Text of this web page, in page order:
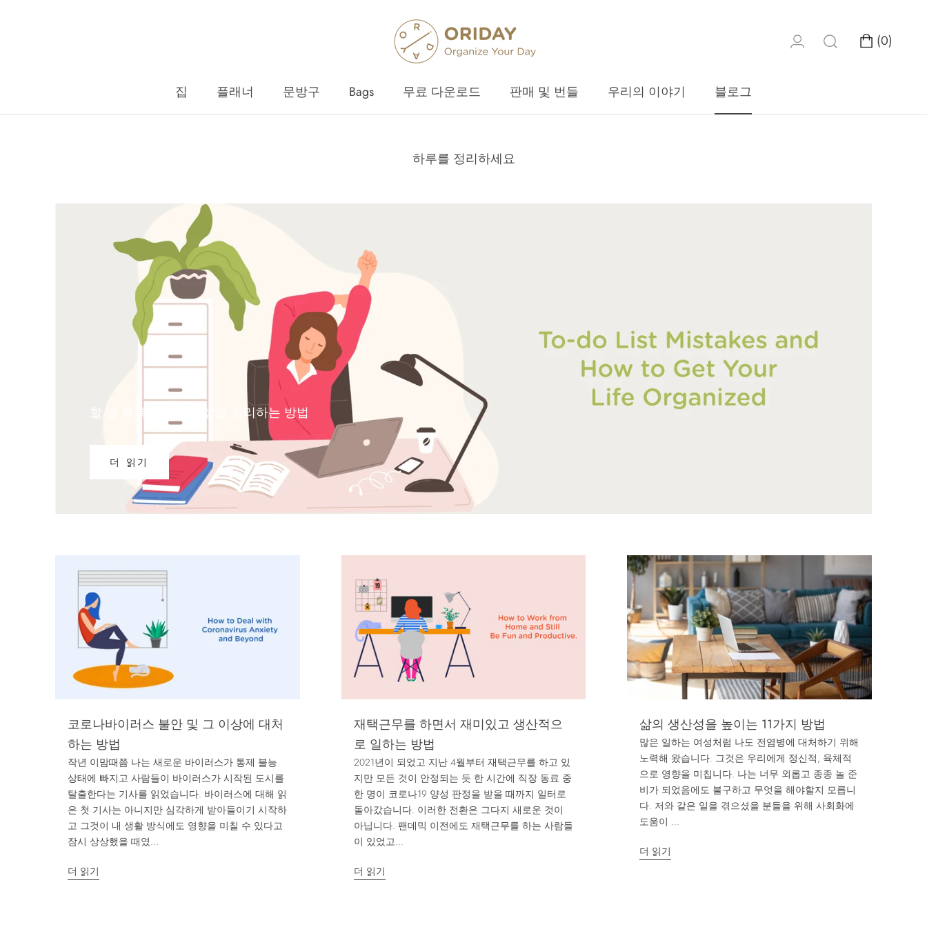
기
집
집
플래너
플래너
문방구
문방구
Bags
Bags
무료 다운로드
무료 다운로드
판매 및 번들
판매 및 번들
우리의 이야기
우리의 이야기
블로그
블로그
(0)
하루를 정리하세요
할 일 목록의 실수와 삶을 정리하는 방법
더 읽기
코로나바이러스 불안 및 그 이상에 대처
하는 방법
작년 이맘때쯤 나는 새로운 바이러스가 통제 불능
상태에 빠지고 사람들이 바이러스가 시작된 도시를
탈출한다는 기사를 읽었습니다. 바이러스에 대해 읽
은 첫 기사는 아니지만 심각하게 받아들이기 시작하
고 그것이 내 생활 방식에도 영향을 미칠 수 있다고
잠시 상상했을 때였...
더 읽기
재택근무를 하면서 재미있고 생산적으
로 일하는 방법
2021년이 되었고 지난 4월부터 재택근무를 하고 있
지만 모든 것이 안정되는 듯 한 시간에 직장 동료 중
한 명이 코로나19 양성 판정을 받을 때까지 일터로
돌아갔습니다. 이러한 전환은 그다지 새로운 것이
아닙니다. 팬데믹 이전에도 재택근무를 하는 사람들
이 있었고...
더 읽기
삶의 생산성을 높이는 11가지 방법
많은 일하는 여성처럼 나도 전염병에 대처하기 위해
노력해 왔습니다. 그것은 우리에게 정신적, 육체적
으로 영향을 미칩니다. 나는 너무 외롭고 종종 놀 준
비가 되었음에도 불구하고 무엇을 해야할지 모릅니
다. 저와 같은 일을 겪으셨을 분들을 위해 사회화에
도움이 ...
더 읽기